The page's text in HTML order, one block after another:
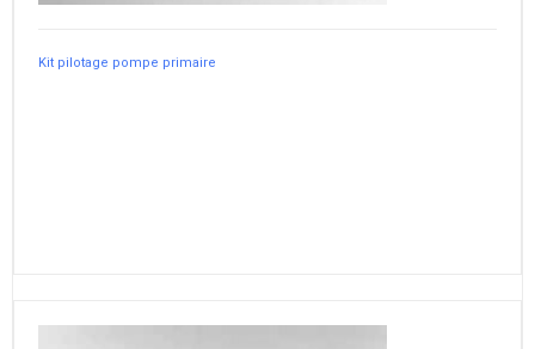
Kit pilotage pompe primaire